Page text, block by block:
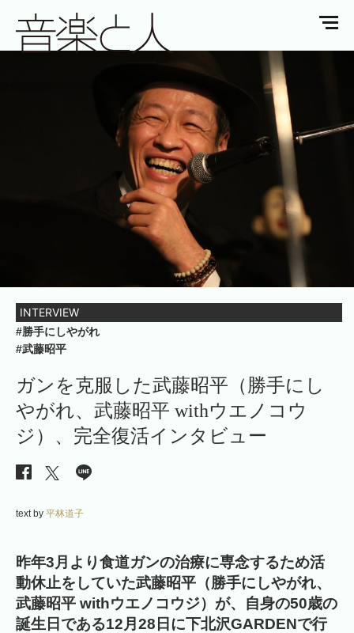
INTERVIEW
#勝手にしやがれ
#武藤昭平
ガンを克服した武藤昭平（勝手にし
やがれ、武藤昭平 withウエノコウ
ジ）、完全復活インタビュー
text by 平林道子
昨年3月より食道ガンの治療に専念するため活
動休止をしていた武藤昭平（勝手にしやがれ、
武藤昭平 withウエノコウジ）が、自身の50歳の
誕生日である12月28日に下北沢GARDENで行